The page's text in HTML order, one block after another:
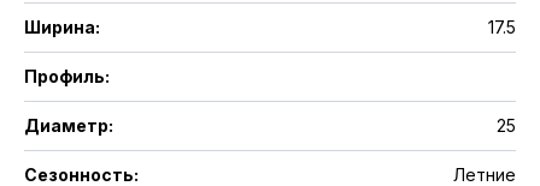
Ширина: 17.5
Профиль:
Диаметр: 25
Сезонность: Летние